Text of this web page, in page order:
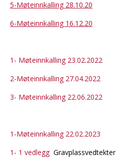
5-Møteinnkalling 28.10.20
6-Møteinnkalling 16.12.20
1- Møteinnkalling 23.02.2022
2-Møteinnkalling 27.04.2022
3- Møteinnkalling 22.06.2022
1-Møteinnkalling 22.02.2023
1- 1 vedlegg Gravplassvedtekter